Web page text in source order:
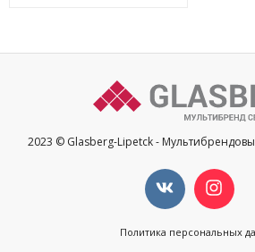
2023 © Glasberg-Lipetck -
Политика персональных